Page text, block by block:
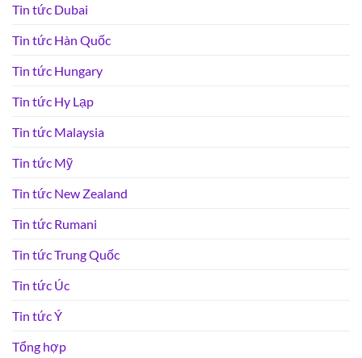
Tin tức Dubai
Tin tức Hàn Quốc
Tin tức Hungary
Tin tức Hy Lạp
Tin tức Malaysia
Tin tức Mỹ
Tin tức New Zealand
Tin tức Rumani
Tin tức Trung Quốc
Tin tức Úc
Tin tức Ý
Tổng hợp